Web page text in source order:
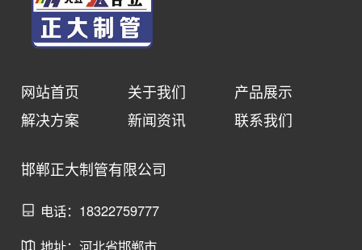
网站首页 关于我们
产品展示
解决方案
新闻资讯 联系我们
邯郸正大制管有限公司
电话：18322759777